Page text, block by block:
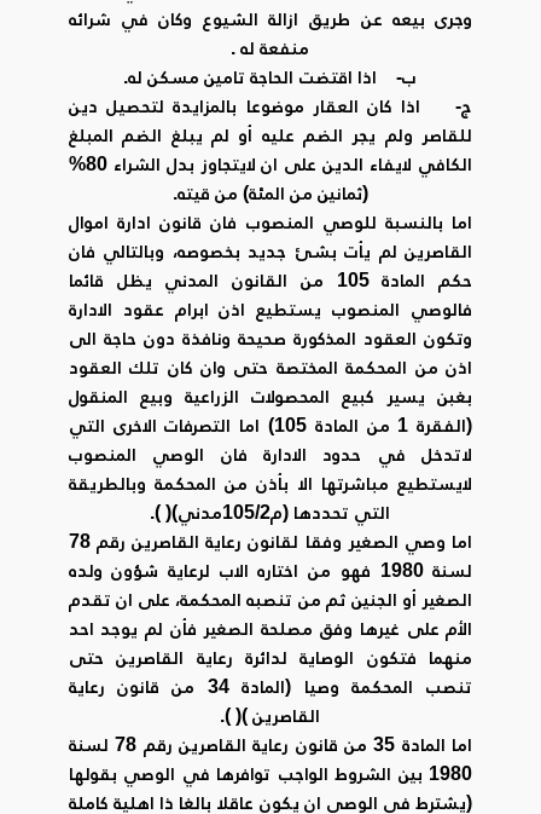
وجرى بيعه عن طريق ازالة الشيوع وكان في شرائه
منفعة له .
‌ب- اذا اقتضت الحاجة تامين مسكن له.
‌ج- اذا كان العقار موضوعا بالمزايدة لتحصيل دين
للقاصر ولم يجر الضم عليه أو لم يبلغ الضم المبلغ
الكافي لايفاء الدين على ان لايتجاوز بدل الشراء 80%
(ثمانين من المئة) من قيته.
اما بالنسبة للوصي المنصوب فان قانون ادارة اموال
القاصرين لم يأت بشئ جديد بخصوصه، وبالتالي فان
حكم المادة 105 من القانون المدني يظل قائما
فالوصي المنصوب يستطيع اذن ابرام عقود الادارة
وتكون العقود المذكورة صحيحة ونافذة دون حاجة الى
اذن من المحكمة المختصة حتى وان كان تلك العقود
بغبن يسير كبيع المحصولات الزراعية وبيع المنقول
(الفقرة 1 من المادة 105) اما التصرفات الاخرى التي
لاتدخل في حدود الادارة فان الوصي المنصوب
لايستطيع مباشرتها الا بأذن من المحكمة وبالطريقة
التي تحددها (م105/2مدني)( ).
اما وصي الصغير وفقا لقانون رعاية القاصرين رقم 78
لسنة 1980 فهو من اختاره الاب لرعاية شؤون ولده
الصغير أو الجنين ثم من تنصبه المحكمة، على ان تقدم
الأم على غيرها وفق مصلحة الصغير فأن لم يوجد احد
منهما فتكون الوصاية لدائرة رعاية القاصرين حتى
تنصب المحكمة وصيا (المادة 34 من قانون رعاية
القاصرين )( ).
اما المادة 35 من قانون رعاية القاصرين رقم 78 لسنة
1980 بين الشروط الواجب توافرها في الوصي بقولها
(يشترط في الوصي ان يكون عاقلا بالغا ذا اهلية كاملة